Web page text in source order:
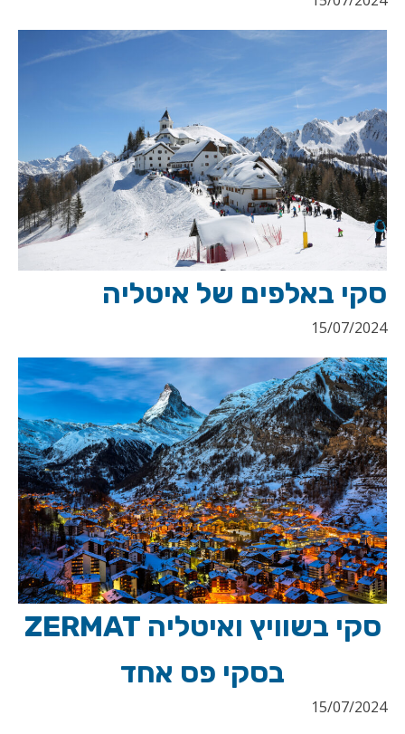
סקי באלפים של איטליה
15/07/2024
סקי בשוויץ ואיטליה ZERMAT
בסקי פס אחד
15/07/2024